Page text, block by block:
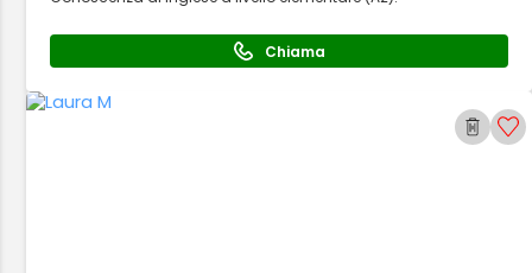
Chiama